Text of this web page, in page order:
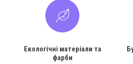
Екологічні матеріали та
фарби